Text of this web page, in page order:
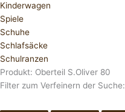
Kinderwagen
Spiele
Schuhe
Schlafsäcke
Schulranzen
Produkt: Oberteil S.Oliver 80
Filter zum Verfeinern der Suche: